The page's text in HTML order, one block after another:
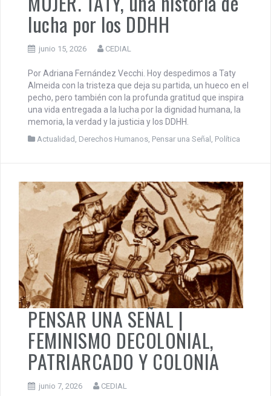
PENSAR UNA SEÑAL | UNA
MUJER. TATY, una historia de
lucha por los DDHH
junio 15, 2026 CEDIAL
pecho, pero también con la profunda gratitud que inspira
una vida entregada a la lucha por la dignidad humana, la
memoria, la verdad y la justicia y los DDHH.
Actualidad,Derechos Humanos,Pensar una Señal ,Política